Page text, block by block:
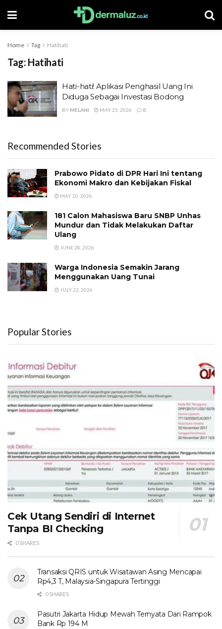
Home Tag Hatihati
Tag: Hatihati
Hati-hati! Aplikasi Penghasil Uang Ini
Diduga Sebagai Investasi Bodong
BY MELANI MAY 25, 2026 0
Recommended Stories
Prabowo Pidato di DPR Hari Ini tentang
Ekonomi Makro dan Kebijakan Fiskal
MAY 20, 2026
181 Calon Mahasiswa Baru SNBP Unhas
Mundur dan Tidak Melakukan Daftar
Ulang
JUNE 28, 2026
Warga Indonesia Semakin Jarang
Menggunakan Uang Tunai
JULY 22, 2026
Popular Stories
Cek Utang Sendiri di Internet
Tanpa BI Checking
0 SHARES
Transaksi QRIS untuk Wisatawan Asing Mencapai
Rp4,3 T, Malaysia-Singapura Tertinggi
0 SHARES
Pasutri Jakarta Hidup Mewah Ternyata Dari Rampok
Bank Rp 194 M